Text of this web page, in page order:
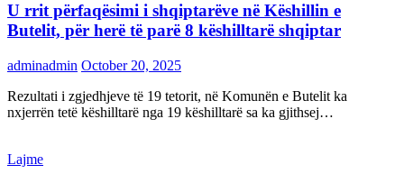
U rrit përfaqësimi i shqiptarëve në Këshillin e
Butelit, për herë të parë 8 këshilltarë shqiptar
adminadmin October 20, 2025
Rezultati i zgjedhjeve të 19 tetorit, në Komunën e Butelit ka
nxjerrën tetë këshilltarë nga 19 këshilltarë sa ka gjithsej…
Lajme